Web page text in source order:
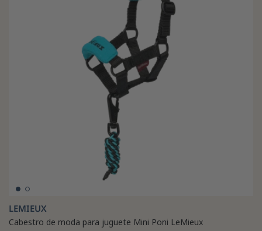
LEMIEUX
Cabestro de moda para juguete Mini Poni LeMieux